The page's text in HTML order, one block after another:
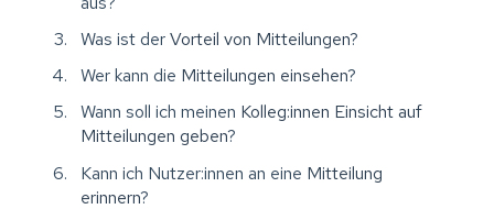
Was ist derVorteil von Mitteilungen?
Wer kann die Mitteilungen einsehen?
Wann soll ich meinen Kolleg:innen Einsicht auf
Mitteilungen geben?
Kann ich Nutzer:innen an eine Mitteilung
erinnern?